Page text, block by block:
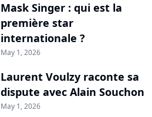
Mask Singer : qui est la
première star
internationale ?
May 1, 2026
Laurent Voulzy raconte sa
dispute avec Alain Souchon
May 1, 2026